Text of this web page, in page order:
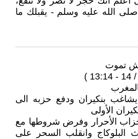
صلى الله عليه وسلم - يقبلك ما
بنكيران ودفع حزبه الى
الأولى
الأحرار وفرض شروطها مع
البلوكاج وانقلب السحر على